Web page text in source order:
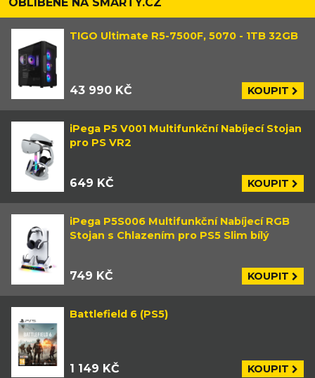
TIGO Ultimate R5-7500F, 5070 - 1TB 32GB
43 990 KČ KOUPIT
iPega P5 V001 Multifunkční Nabíjecí Stojan
pro PS VR2
649 KČ KOUPIT
iPega P5S006 Multifunkční Nabíjecí RGB
Stojan s Chlazením pro PS5 Slim bílý
749 KČ KOUPIT
Battlefield 6 (PS5)
1 149 KČ KOUPIT